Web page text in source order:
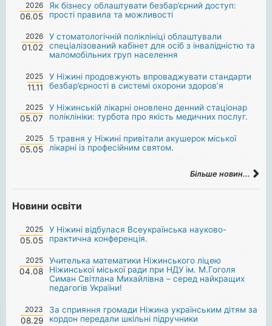
2026
06.05
Як бізнесу облаштувати безбар’єрний доступ:
прості правила та можливості
2026
01.02
У стоматологічній поліклініці облаштували
спеціалізований кабінет для осіб з інвалідністю та
маломобільних груп населення
2025
11.11
У Ніжині продовжують впроваджувати стандарти
безбар’єрності в системі охорони здоров’я
2025
05.07
У Ніжинській лікарні оновлено денний стаціонар
поліклініки: турбота про якість медичних послуг.
2025
05.05
5 травня у Ніжині привітали акушерок міської
лікарні із професійним святом.
Більше новин...
Новини освіти
2025
05.05
У Ніжині відбулася Всеукраїнська науково-
практична конференція.
2025
04.08
Учителька математики Ніжинського ліцею
Ніжинської міської ради при НДУ ім. М.Гоголя
Симан Світлана Михайлівна – серед найкращих
педагогів України!
2023
08.29
За сприяння громади Ніжина українським дітям за
кордон передали шкільні підручники